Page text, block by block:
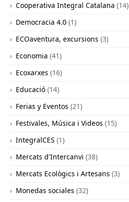
Cooperativa Integral Catalana (14)
Democracia 4.0 (1)
ECOaventura, excursions (3)
Economia (41)
Ecoxarxes (16)
Educació (14)
Ferias y Eventos (21)
Festivales, Música i Videos (15)
IntegralCES (1)
Mercats d'Intercanvi (38)
Mercats Ecològics i Artesans (3)
Monedas sociales (32)